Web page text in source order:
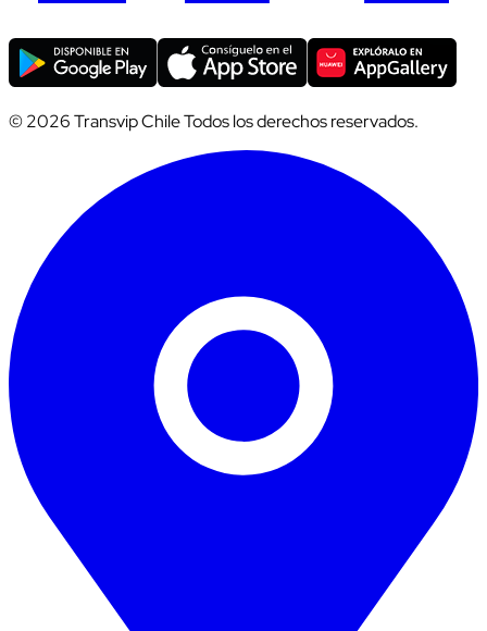
© 2026 Transvip Chile Todos los derechos reservados.